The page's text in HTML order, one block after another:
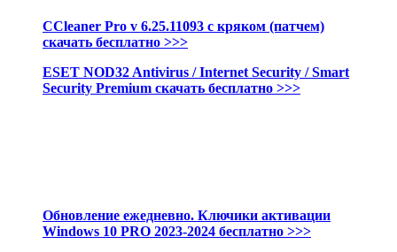
CCleaner Pro v 6.25.11093 с кряком (патчем)
скачать бесплатно >>>
ESET NOD32 Antivirus / Internet Security / Smart
Security Premium cкачать бесплатно >>>
Обновление ежедневно. Ключики активации
Windows 10 PRO 2023-2024 бесплатно >>>